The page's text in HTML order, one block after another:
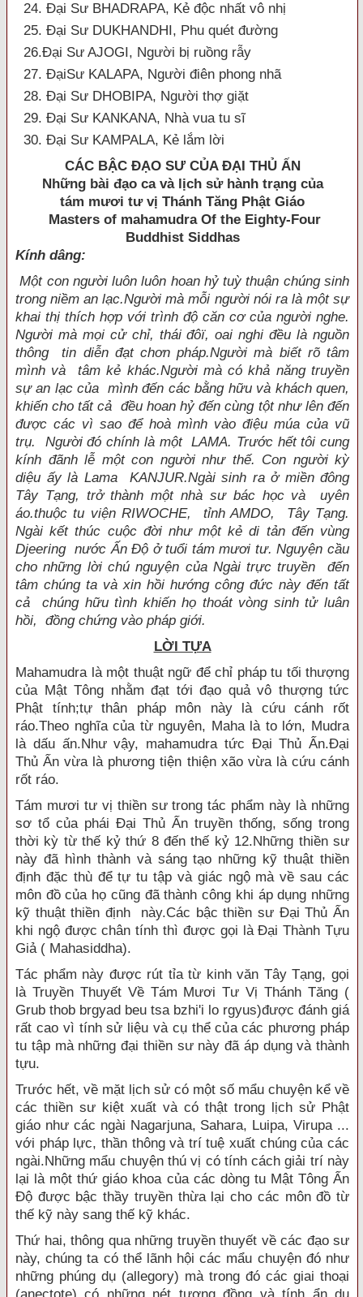
24. Đại Sư BHADRAPA, Kẻ độc nhất vô nhị
25. Đại Sư DUKHANDHI, Phu quét đường
26.Đại Sư AJOGI, Người bị ruồng rẫy
27. ĐạiSư KALAPA, Người điên phong nhã
28. Đại Sư DHOBIPA, Người thợ giặt
29. Đại Sư KANKANA, Nhà vua tu sĩ
30. Đại Sư KAMPALA, Kẻ lắm lời
CÁC BẬC ÐẠO SƯ CỦA ÐẠI THỦ ẤN
Những bài đạo ca và lịch sử hành trạng của
tám mươi tư vị Thánh Tăng Phật Giáo
Masters of mahamudra Of the Eighty-Four
Buddhist Siddhas
Kính dâng:
Một con người luôn luôn hoan hỷ tuỳ thuận chúng sinh
trong niềm an lạc.Người mà mỗi người nói ra là một sự
khai thị thích hợp với trình độ căn cơ của người nghe.
Người mà mọi cử chỉ, thái đôï, oai nghi đều là nguồn
thông tin diễn đạt chơn pháp.Người mà biết rõ tâm
mình và tâm kẻ khác.Người mà có khả năng truyền
sự an lạc của mình đến các bằng hữu và khách quen,
khiến cho tất cả đều hoan hỷ đến cùng tột như lên đến
được các vì sao để hoà mình vào điệu múa của vũ
trụ. Người đó chính là một LAMA. Trước hết tôi cung
kính đãnh lễ một con người như thế. Con người kỳ
diệu ấy là Lama KANJUR.Ngài sinh ra ở miền đông
Tây Tạng, trở thành một nhà sư bác học và uyên
áo.thuộc tu viện RIWOCHE, tỉnh AMDO, Tây Tạng.
Ngài kết thúc cuộc đời như một kẻ di tản đến vùng
Djeering nước Ấn Ðộ ở tuổi tám mươi tư. Nguyện cầu
cho những lời chú nguyện của Ngài trực truyền đến
tâm chúng ta và xin hồi hướng công đức này đến tất
cả chúng hữu tình khiến họ thoát vòng sinh tử luân
hồi, đồng chứng vào pháp giới.
LỜI TỰA
Mahamudra là một thuật ngữ để chỉ pháp tu tối thượng
của Mật Tông nhằm đạt tới đạo quả vô thượng tức
Phật tính;tự thân pháp môn này là cứu cánh rốt
ráo.Theo nghĩa của từ nguyên, Maha là to lớn, Mudra
là dấu ấn.Như vậy, mahamudra tức Ðại Thủ Ấn.Ðại
Thủ Ấn vừa là phương tiện thiện xão vừa là cứu cánh
rốt ráo.
Tám mươi tư vị thiền sư trong tác phẩm này là những
sơ tổ của phái Ðại Thủ Ấn truyền thống, sống trong
thời kỳ từ thế kỷ thứ 8 đến thế kỷ 12.Những thiền sư
này đã hình thành và sáng tạo những kỹ thuật thiền
định đặc thù để tự tu tập và giác ngộ mà về sau các
môn đồ của họ cũng đã thành công khi áp dụng những
kỹ thuật thiền định này.Các bậc thiền sư Ðại Thủ Ấn
khi ngộ được chân tính thì được gọi là Ðại Thành Tựu
Giả ( Mahasiddha).
Tác phẩm này được rút tỉa từ kinh văn Tây Tạng, gọi
là Truyền Thuyết Về Tám Mươi Tư Vị Thánh Tăng (
Grub thob brgyad beu tsa bzhi'i lo rgyus)được đánh giá
rất cao vì tính sử liệu và cụ thể của các phương pháp
tu tập mà những đại thiền sư này đã áp dụng và thành
tựu.
Trước hết, về mặt lịch sử có một số mẩu chuyện kể về
các thiền sư kiệt xuất và có thật trong lịch sử Phật
giáo như các ngài Nagarjuna, Sahara, Luipa, Virupa ...
với pháp lực, thần thông và trí tuệ xuất chúng của các
ngài.Những mẩu chuyện thú vị có tính cách giải trí này
lại là một thứ giáo khoa của các dòng tu Mật Tông Ấn
Ðộ được bậc thầy truyền thừa lại cho các môn đồ từ
thế kỹ này sang thế kỹ khác.
Thứ hai, thông qua những truyền thuyết về các đạo sư
này, chúng ta có thể lãnh hội các mẩu chuyện đó như
những phúng dụ (allegory) mà trong đó các giai thoại